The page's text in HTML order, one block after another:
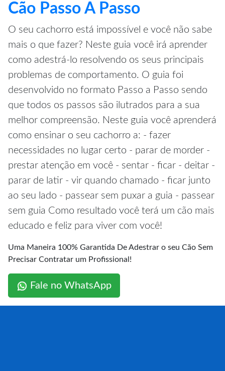
Cão Passo A Passo
O seu cachorro está impossível e você não sabe
mais o que fazer? Neste guia você irá aprender
como adestrá-lo resolvendo os seus principais
problemas de comportamento. O guia foi
desenvolvido no formato Passo a Passo sendo
que todos os passos são ilutrados para a sua
melhor compreensão. Neste guia você aprenderá
como ensinar o seu cachorro a: - fazer
necessidades no lugar certo - parar de morder -
prestar atenção em você - sentar - ficar - deitar -
parar de latir - vir quando chamado - ficar junto
ao seu lado - passear sem puxar a guia - passear
sem guia Como resultado você terá um cão mais
educado e feliz para viver com você!
Uma Maneira 100% Garantida De Adestrar o seu Cão Sem
Precisar Contratar um Profissional!
Fale no WhatsApp